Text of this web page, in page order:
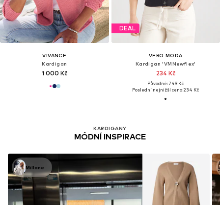
VIVANCE
Kardigan
1 000 Kč
DEAL
VERO MODA
Kardigan 'VMNewflex'
234 Kč
Původně: 749 Kč
Poslední nejnižší cena:234 Kč
KARDIGANY
MÓDNÍ INSPIRACE
Millane